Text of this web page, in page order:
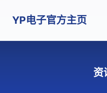
YP电子官方主页
资